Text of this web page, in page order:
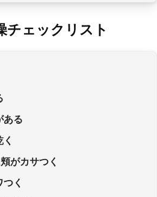
チェックリスト
ある
がカサつく
く